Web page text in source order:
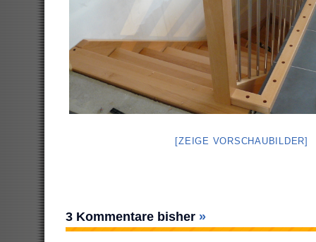
[ZEIGE VORSCHAUBILDER]
3 Kommentare bisher »